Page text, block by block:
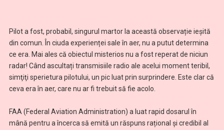
Pilot a fost, probabil, singurul martor la această observație ieșită
din comun. În ciuda experienței sale în aer, nu a putut determina
ce era. Mai ales că obiectul misterios nu a fost reperat de niciun
radar! Când ascultați transmisiile radio ale acelui moment teribil,
simţiţi sperietura pilotului, un pic luat prin surprindere. Este clar că
ceva era în aer, care nu ar fi trebuit să fie acolo.
FAA (Federal Aviation Administration) a luat rapid dosarul în
mână pentru a încerca să emită un răspuns rațional și credibil al